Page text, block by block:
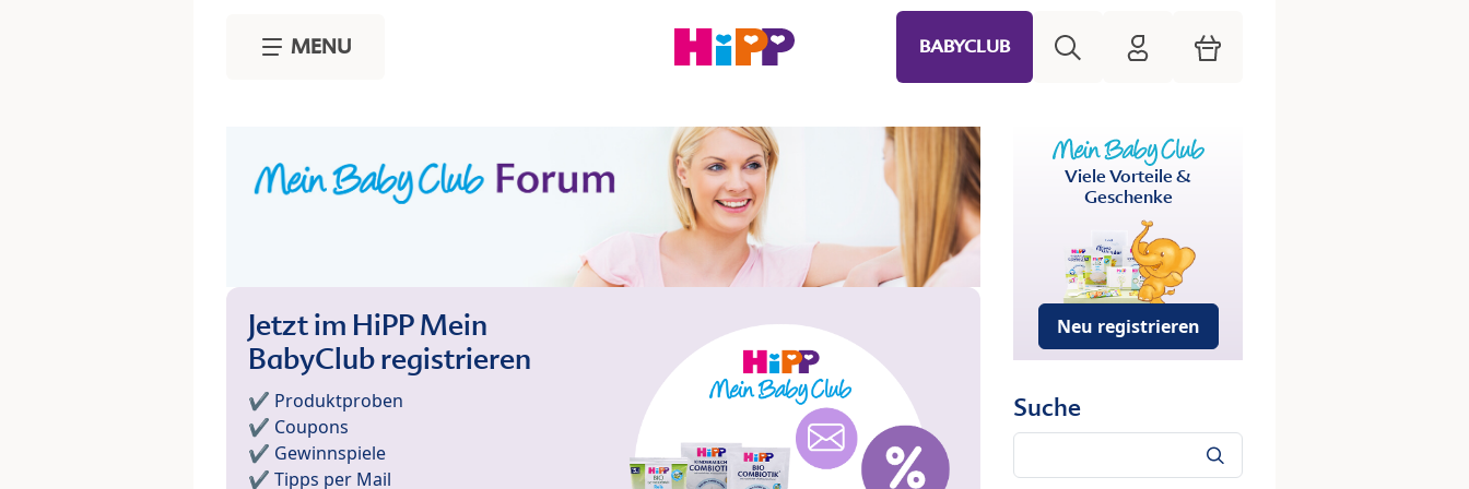
MENU BABYCLUB HiPP Mein Babyclub
Warenkorb
Jetzt im HiPP Mein
BabyClub registrieren
✔️ Produktproben
✔️ Coupons
✔️ Gewinnspiele
✔️ Tipps per Mail
Viele Vorteile &
Geschenke
Neu registrieren
Suche